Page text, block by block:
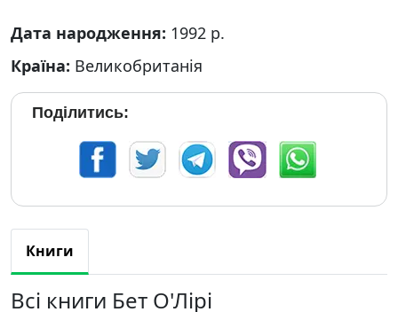
Дата народження: 1992 р.
Країна: Великобританія
Поділитись:
Книги
Всі книги Бет О'Лірі